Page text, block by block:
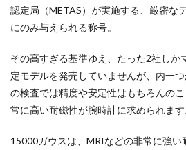
認定局（METAS）が実施する、厳密な
にのみ与えられる称号。
その高すぎる基準ゆえ、たった2社しか
定モデルを発売していませんが、内一
の検査では精度や安定性はもちろんの
常に高い耐磁性が腕時計に求められます
15000ガウスは、MRIなどの非常に強